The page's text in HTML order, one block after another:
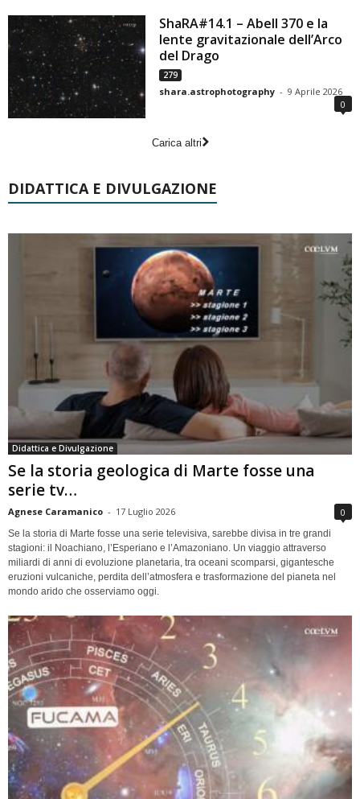
ShaRA#14.1 – Abell 370 e la
lente gravitazionale dell’Arco
del Drago
279
shara.astrophotography - 9 Aprile 2026
0
Carica altri
DIDATTICA E DIVULGAZIONE
Didattica e Divulgazione
Se la storia geologica di Marte fosse una
serie tv…
Agnese Caramanico - 17 Luglio 2026 0
Se la storia di Marte fosse una serie televisiva, sarebbe divisa in tre grandi
stagioni: il Noachiano, l’Esperiano e l’Amazoniano. Un viaggio attraverso
miliardi di anni di evoluzione planetaria, tra oceani scomparsi, gigantesche
eruzioni vulcaniche, perdita dell’atmosfera e trasformazione del pianeta nel
mondo arido che osserviamo oggi.